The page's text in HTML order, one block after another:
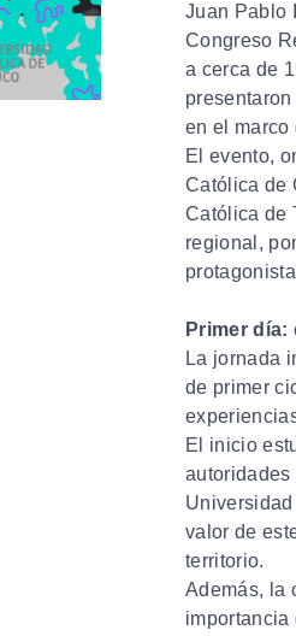
Juan Pablo
Congreso
a cerca de
en el marco
El evento,
Católica de
Católica de
regional,
Primer
La jornada
de primer
El inicio
autoridades
valor de
territorio.
Además, la
importancia